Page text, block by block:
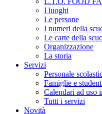
I luoghi
Le persone
I numeri della
Le carte della
Organizzazione
La storia
Servizi
Personale
Famiglie e
Calendari ad uso
Tutti i servizi
Novità